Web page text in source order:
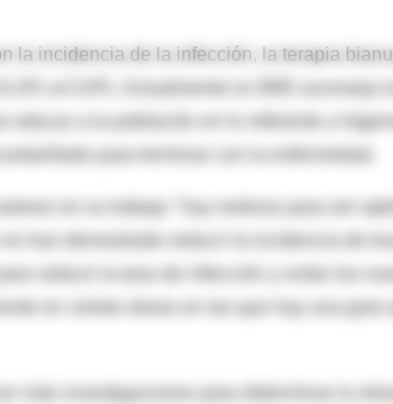
la incidencia de la infección, la terapia
educar a la población en lo referente a
en su trabajo "hay motivos para ser
reducir la tasa de infección y evitar los
en ciertas áreas en las que hay una gran
más investigaciones para determinar la